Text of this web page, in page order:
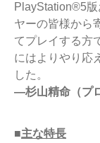
PlayStation®5版
ヤーの皆様から
てプレイする方
にはよりやり応
した。
―杉山精命（プ
■主な特長